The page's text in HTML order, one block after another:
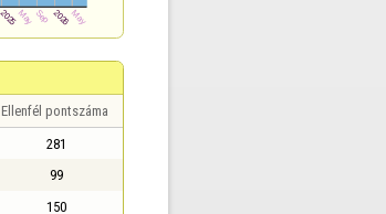
Ellenfél pontszáma
281
99
150